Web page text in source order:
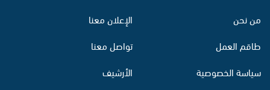
من نحن
طاقم العمل
سياسة الخصوصية
الإعلان معنا
تواصل معنا
الأرشيف